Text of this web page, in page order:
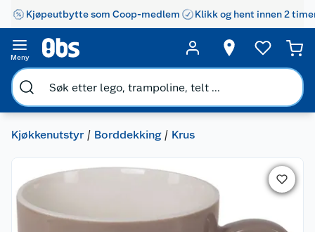
Kjøpeutbytte som Coop-medlem Klikk og hent innen 2
Meny
Kjøkkenutstyr Borddekking Krus